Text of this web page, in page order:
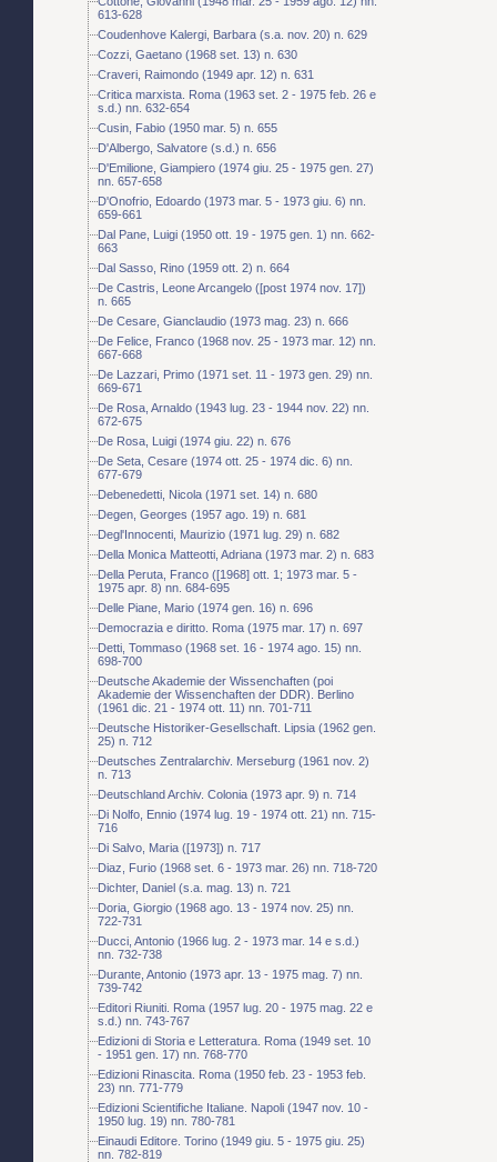
613-628
Coudenhove Kalergi, Barbara (s.a. nov. 20) n. 629
Cozzi, Gaetano (1968 set. 13) n. 630
Craveri, Raimondo (1949 apr. 12) n. 631
Critica marxista. Roma (1963 set. 2 - 1975 feb. 26 e
s.d.) nn. 632-654
Cusin, Fabio (1950 mar. 5) n. 655
D'Albergo, Salvatore (s.d.) n. 656
D'Emilione, Giampiero (1974 giu. 25 - 1975 gen. 27)
nn. 657-658
D'Onofrio, Edoardo (1973 mar. 5 - 1973 giu. 6) nn.
659-661
Dal Pane, Luigi (1950 ott. 19 - 1975 gen. 1) nn. 662-
663
Dal Sasso, Rino (1959 ott. 2) n. 664
De Castris, Leone Arcangelo ([post 1974 nov. 17])
n. 665
De Cesare, Gianclaudio (1973 mag. 23) n. 666
De Felice, Franco (1968 nov. 25 - 1973 mar. 12) nn.
667-668
De Lazzari, Primo (1971 set. 11 - 1973 gen. 29) nn.
669-671
De Rosa, Arnaldo (1943 lug. 23 - 1944 nov. 22) nn.
672-675
De Rosa, Luigi (1974 giu. 22) n. 676
De Seta, Cesare (1974 ott. 25 - 1974 dic. 6) nn.
677-679
Debenedetti, Nicola (1971 set. 14) n. 680
Degen, Georges (1957 ago. 19) n. 681
Degl'Innocenti, Maurizio (1971 lug. 29) n. 682
Della Monica Matteotti, Adriana (1973 mar. 2) n. 683
Della Peruta, Franco ([1968] ott. 1; 1973 mar. 5 -
1975 apr. 8) nn. 684-695
Delle Piane, Mario (1974 gen. 16) n. 696
Democrazia e diritto. Roma (1975 mar. 17) n. 697
Detti, Tommaso (1968 set. 16 - 1974 ago. 15) nn.
698-700
Deutsche Akademie der Wissenchaften (poi
Akademie der Wissenchaften der DDR). Berlino
(1961 dic. 21 - 1974 ott. 11) nn. 701-711
Deutsche Historiker-Gesellschaft. Lipsia (1962 gen.
25) n. 712
Deutsches Zentralarchiv. Merseburg (1961 nov. 2)
n. 713
Deutschland Archiv. Colonia (1973 apr. 9) n. 714
Di Nolfo, Ennio (1974 lug. 19 - 1974 ott. 21) nn. 715-
716
Di Salvo, Maria ([1973]) n. 717
Diaz, Furio (1968 set. 6 - 1973 mar. 26) nn. 718-720
Dichter, Daniel (s.a. mag. 13) n. 721
Doria, Giorgio (1968 ago. 13 - 1974 nov. 25) nn.
722-731
Ducci, Antonio (1966 lug. 2 - 1973 mar. 14 e s.d.)
nn. 732-738
Durante, Antonio (1973 apr. 13 - 1975 mag. 7) nn.
739-742
Editori Riuniti. Roma (1957 lug. 20 - 1975 mag. 22 e
s.d.) nn. 743-767
Edizioni di Storia e Letteratura. Roma (1949 set. 10
- 1951 gen. 17) nn. 768-770
Edizioni Rinascita. Roma (1950 feb. 23 - 1953 feb.
23) nn. 771-779
Edizioni Scientifiche Italiane. Napoli (1947 nov. 10 -
1950 lug. 19) nn. 780-781
Einaudi Editore. Torino (1949 giu. 5 - 1975 giu. 25)
nn. 782-819